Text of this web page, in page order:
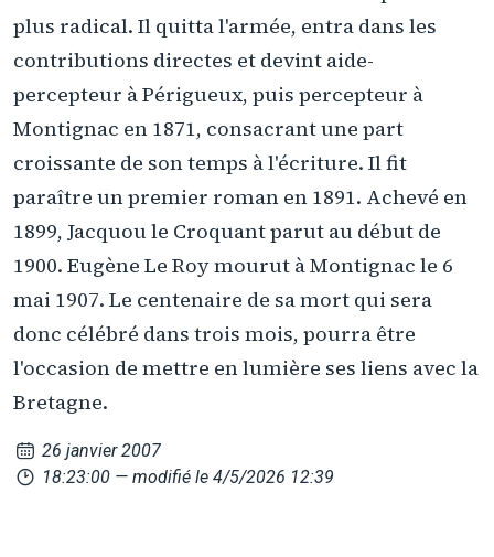
plus radical. Il quitta l'armée, entra dans les
contributions directes et devint aide-
percepteur à Périgueux, puis percepteur à
Montignac en 1871, consacrant une part
croissante de son temps à l'écriture. Il fit
paraître un premier roman en 1891. Achevé en
1899, Jacquou le Croquant parut au début de
1900. Eugène Le Roy mourut à Montignac le 6
mai 1907. Le centenaire de sa mort qui sera
donc célébré dans trois mois, pourra être
l'occasion de mettre en lumière ses liens avec la
Bretagne.
26 janvier 2007
18:23:00 — modifié le 4/5/2026 12:39